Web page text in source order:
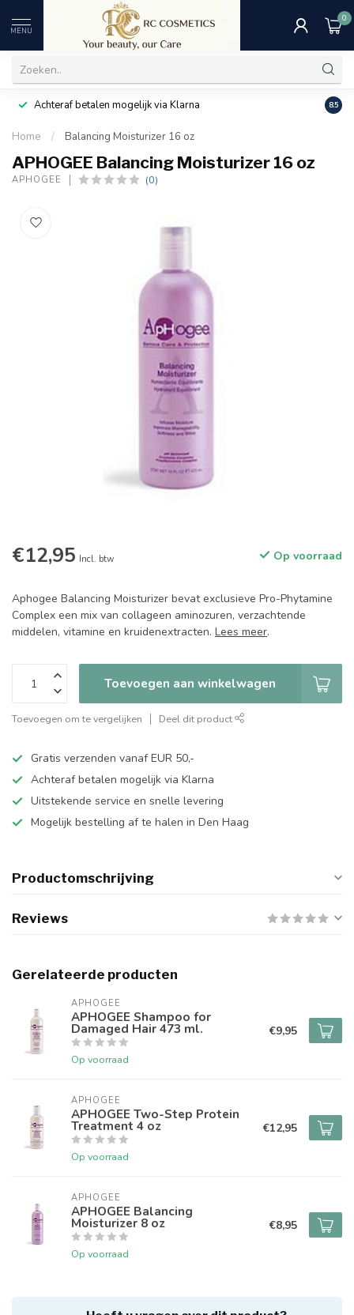
MENU
0
Achteraf betalen mogelijk via Klarna 8.5
Home / Balancing Moisturizer 16 oz
APHOGEE Balancing Moisturizer 16 oz
APHOGEE (0)
€12,95 Incl. btw Op voorraad
Aphogee Balancing Moisturizer bevat exclusieve Pro-Phytamine
Complex een mix van collageen aminozuren, verzachtende
middelen, vitamine en kruidenextracten. Lees meer.
Toevoegen aan winkelwagen
Toevoegen om te vergelijken Deel dit product
Gratis verzenden vanaf EUR 50,-
Achteraf betalen mogelijk via Klarna
Uitstekende service en snelle levering
Mogelijk bestelling af te halen in Den Haag
Productomschrijving
Reviews
Gerelateerde producten
APHOGEE
APHOGEE Shampoo for
Damaged Hair 473 ml.
Op voorraad
€9,95
APHOGEE
APHOGEE Two-Step Protein
Treatment 4 oz
Op voorraad
€12,95
APHOGEE
APHOGEE Balancing
Moisturizer 8 oz
Op voorraad
€8,95